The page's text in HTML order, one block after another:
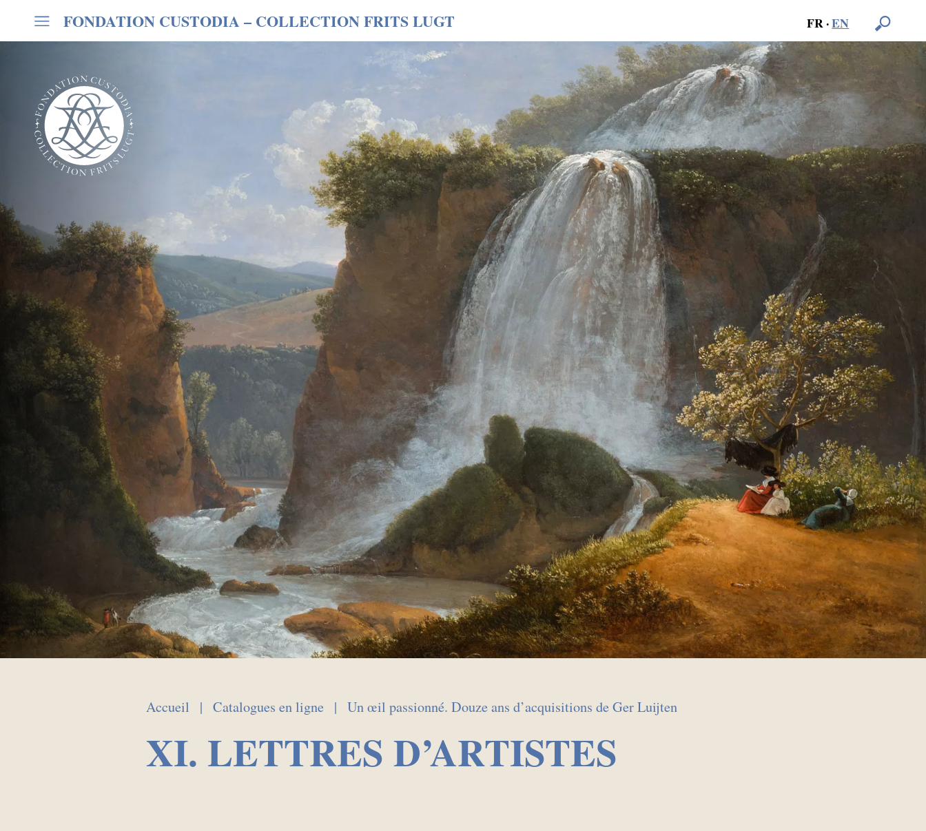
FR·EN
FONDATION CUSTODIA – COLLECTION FRITS LUGT
Accueil Catalogues en ligne Un œil passionné. Douze ans d’acquisitions de Ger Luijten
XI. LETTRES D’ARTISTES